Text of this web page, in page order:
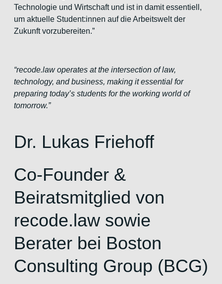
Technologie und Wirtschaft und ist in damit essentiell,
um aktuelle Student:innen auf die Arbeitswelt der
Zukunft vorzubereiten.”
“recode.law operates at the intersection of law,
technology, and business, making it essential for
preparing today’s students for the working world of
tomorrow.”
Dr. Lukas Friehoff
Co-Founder &
Beiratsmitglied von
recode.law sowie
Berater bei Boston
Consulting Group (BCG)